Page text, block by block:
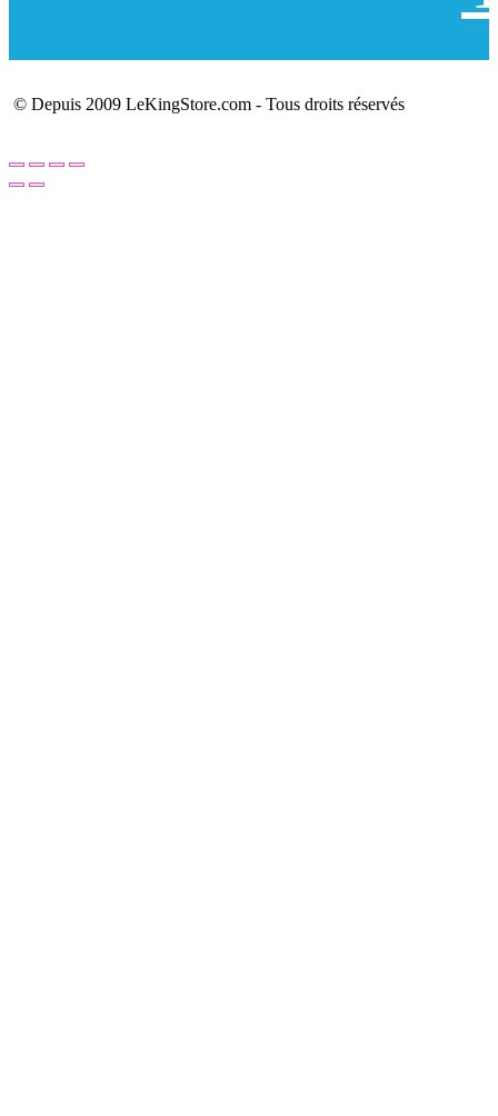
© Depuis 2009 LeKingStore.com - Tous droits réservés